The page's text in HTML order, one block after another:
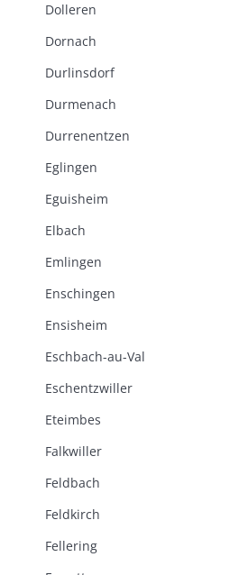
Dolleren
Dornach
Durlinsdorf
Durmenach
Durrenentzen
Eglingen
Eguisheim
Elbach
Emlingen
Enschingen
Ensisheim
Eschbach-au-Val
Eschentzwiller
Eteimbes
Falkwiller
Feldbach
Feldkirch
Fellering